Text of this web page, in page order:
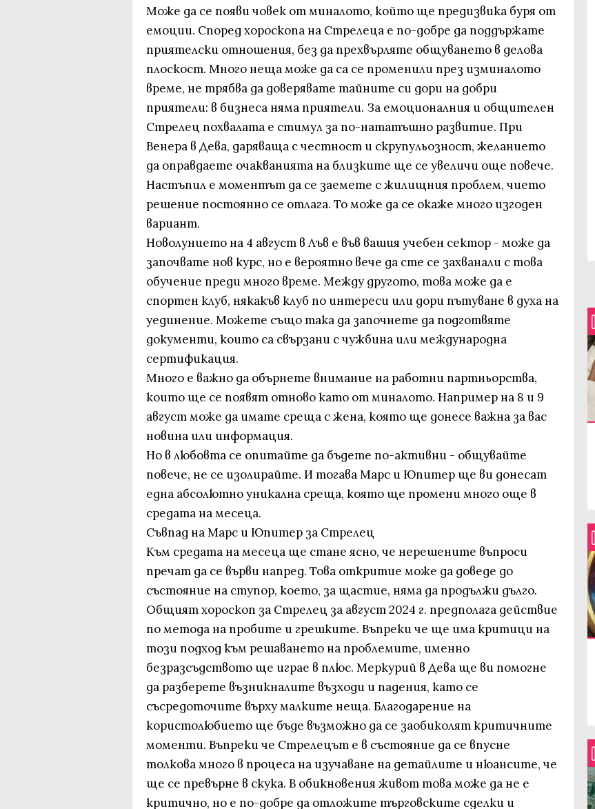
Може да се появи човек от миналото, който ще предизвика буря от
емоции. Според хороскопа на Стрелеца е по-добре да поддържате
приятелски отношения, без да прехвърляте общуването в делова
плоскост. Много неща може да са се променили през изминалото
време, не трябва да доверявате тайните си дори на добри
приятели: в бизнеса няма приятели. За емоционалния и общителен
Стрелец похвалата е стимул за по-нататъшно развитие. При
Венера в Дева, даряваща с честност и скрупульозност, желанието
да оправдаете очакванията на близките ще се увеличи още повече.
Настъпил е моментът да се заемете с жилищния проблем, чието
решение постоянно се отлага. То може да се окаже много изгоден
вариант.
Новолунието на 4 август в Лъв е във вашия учебен сектор - може да
започвате нов курс, но е вероятно вече да сте се захванали с това
обучение преди много време. Между другото, това може да е
спортен клуб, някакъв клуб по интереси или дори пътуване в духа на
уединение. Можете също така да започнете да подготвяте
документи, които са свързани с чужбина или международна
сертификация.
Много е важно да обърнете внимание на работни партньорства,
които ще се появят отново като от миналото. Например на 8 и 9
август може да имате среща с жена, която ще донесе важна за вас
новина или информация.
Но в любовта се опитайте да бъдете по-активни - общувайте
повече, не се изолирайте. И тогава Марс и Юпитер ще ви донесат
една абсолютно уникална среща, която ще промени много още в
средата на месеца.
Съвпад на Марс и Юпитер за Стрелец
Към средата на месеца ще стане ясно, че нерешените въпроси
пречат да се върви напред. Това откритие може да доведе до
състояние на ступор, което, за щастие, няма да продължи дълго.
Общият хороскоп за Стрелец за август 2024 г. предполага действие
по метода на пробите и грешките. Въпреки че ще има критици на
този подход към решаването на проблемите, именно
безразсъдството ще играе в плюс. Меркурий в Дева ще ви помогне
да разберете възникналите възходи и падения, като се
съсредоточите върху малките неща. Благодарение на
користолюбието ще бъде възможно да се заобиколят критичните
моменти. Въпреки че Стрелецът е в състояние да се впусне
толкова много в процеса на изучаване на детайлите и нюансите, че
ще се превърне в скука. В обикновения живот това може да не е
критично, но е по-добре да отложите търговските сделки и